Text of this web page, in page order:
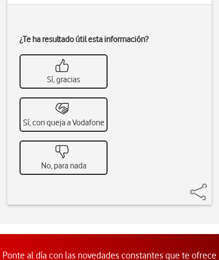
¿Te ha resultado útil esta información?
Sí, gracias
Sí, con queja a Vodafone
No, para nada
Ponte al día con las novedades constantes que te ofrece